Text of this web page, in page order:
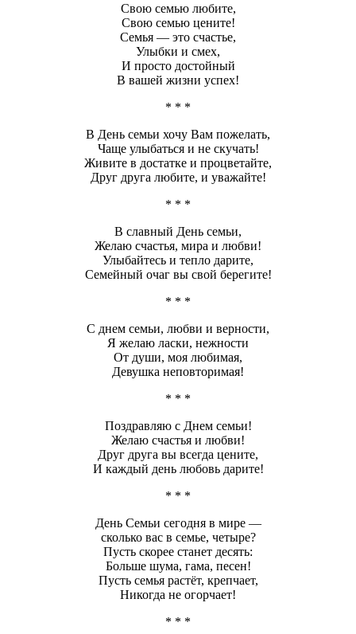
Свою семью любите,
Свою семью цените!
Семья — это счастье,
Улыбки и смех,
И просто достойный
В вашей жизни успех!
* * *
В День семьи хочу Вам пожелать,
Чаще улыбаться и не скучать!
Живите в достатке и процветайте,
Друг друга любите, и уважайте!
* * *
В славный День семьи,
Желаю счастья, мира и любви!
Улыбайтесь и тепло дарите,
Семейный очаг вы свой берегите!
* * *
С днем семьи, любви и верности,
Я желаю ласки, нежности
От души, моя любимая,
Девушка неповторимая!
* * *
Поздравляю с Днем семьи!
Желаю счастья и любви!
Друг друга вы всегда цените,
И каждый день любовь дарите!
* * *
День Семьи сегодня в мире —
сколько вас в семье, четыре?
Пусть скорее станет десять:
Больше шума, гама, песен!
Пусть семья растёт, крепчает,
Никогда не огорчает!
* * *